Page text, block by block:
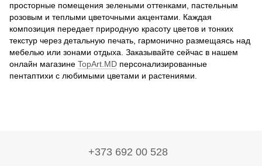
просторные помещения зелеными оттенками, пастельным
розовым и теплыми цветочными акцентами. Каждая
композиция передает природную красоту цветов и тонких
текстур через детальную печать, гармонично размещаясь над
мебелью или зонами отдыха. Заказывайте сейчас в нашем
онлайн магазине TopArt.MD персонализированные
пентаптихи с любимыми цветами и растениями.
+373 692 00 528